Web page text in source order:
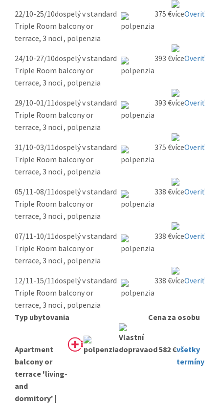
22/10-25/10dospelý v standard
Triple Room balcony or
terrace, 3 noci , polpenzia
375 € Overiť
24/10-27/10dospelý v standard
Triple Room balcony or
terrace, 3 noci , polpenzia
393 € Overiť
29/10-01/11dospelý v standard
Triple Room balcony or
terrace, 3 noci , polpenzia
393 € Overiť
31/10-03/11dospelý v standard
Triple Room balcony or
terrace, 3 noci , polpenzia
375 € Overiť
05/11-08/11dospelý v standard
Triple Room balcony or
terrace, 3 noci , polpenzia
338 € Overiť
07/11-10/11dospelý v standard
Triple Room balcony or
terrace, 3 noci , polpenzia
338 € Overiť
12/11-15/11dospelý v standard
Triple Room balcony or
terrace, 3 noci , polpenzia
338 € Overiť
Typ ubytovania Cena za osobu
Apartment
balcony or
terrace 'living-
and
dormitory' |
od 582 €všetky
termíny